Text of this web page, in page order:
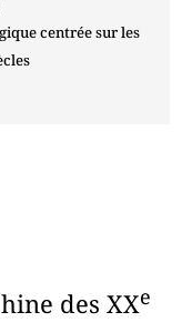
centrée sur les
des XXe